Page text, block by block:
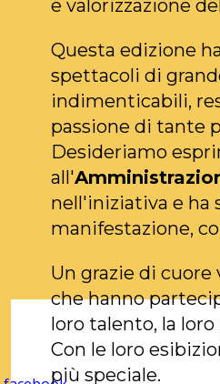
e valorizzazione
Questa edizione
spettacoli di
indimenticabili,
passione di tante
Desideriamo
all'
nell'iniziativa e ha
manifestazione,
Un grazie di
che hanno
loro talento, la
Con le loro
più speciale.